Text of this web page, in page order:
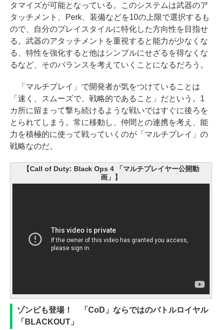
タマイズが可能となっている。このシステムは武器のア
タッチメント、Perk、装備などを10の上限で選択するも
ので、自分のプレイスタイルに特化した方向性を目指せ
る。武器のアタッチメントを重視すると能力が少なくな
る、特性を強化すると他はシンプルにせざるを得なくな
るなど、そのバランスを考えていくことになるだろう。
「マルチプレイ」で開発者が気をつけていることは
「速く、スムーズで、戦略的であること」だという。1
カ所に留まって撃ち続けるような戦いではすぐに後ろを
とられてしまう。常に移動し、仲間との連携を考え、能
力を積極的に使って戦っていくのが「マルチプレイ」の
戦略なのだ。
【Call of Duty: Black Ops 4 「マルチプレイヤー公開動
画」】
ゾンビも登場！ 「CoD」ならではのバトルロイヤル
「BLACKOUT」